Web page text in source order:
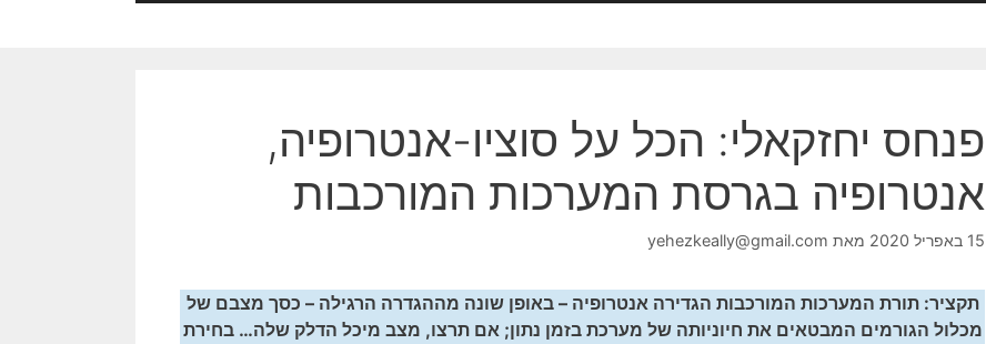
פנחס יחזקאלי: הכל על סוציו-אנטרופיה,
אנטרופיה בגרסת המערכות המורכבות
15 באפריל 2020 מאת yehezkeally@gmail.com
תקציר: תורת המערכות המורכבות הגדירה אנטרופיה – באופן שונה מההגדרה הרגילה – כסך מצבם של
מכלול הגורמים המבטאים את חיוניותה של מערכת בזמן נתון; אם תרצו, מצב מיכל הדלק שלה… בחירת